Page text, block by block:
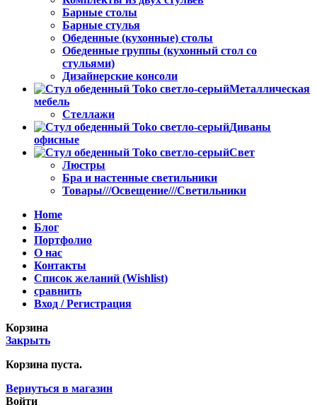
Барные столы
Барные стулья
Обеденные (кухонные) столы
Обеденные группы (кухонный стол со
стульями)
Дизайнерские консоли
Металлическая
мебель
Стеллажи
Диваны
офисные
Свет
Люстры
Бра и настенные светильники
Товары///Освещение///Светильники
Home
Блог
Портфолио
О нас
Контакты
Список желаний (Wishlist)
сравнить
Вход / Регистрация
Корзина
Закрыть
Корзина пуста.
Вернуться в магазин
Войти